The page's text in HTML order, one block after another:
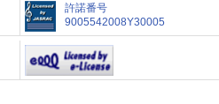
許諾番号
9005542008Y30005